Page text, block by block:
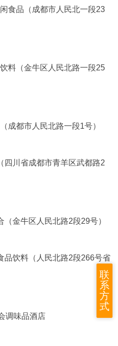
食品（成都市人民北一段23
料（金牛区人民北路一段25
都市人民北路一段1号）
川省成都市青羊区武都路2
金牛区人民北路2段29号）
饮料（人民北路2段266号省
调味品酒店
联
系
方
式